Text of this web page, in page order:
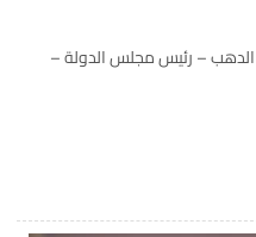
– رئيس مجلس الدولة –